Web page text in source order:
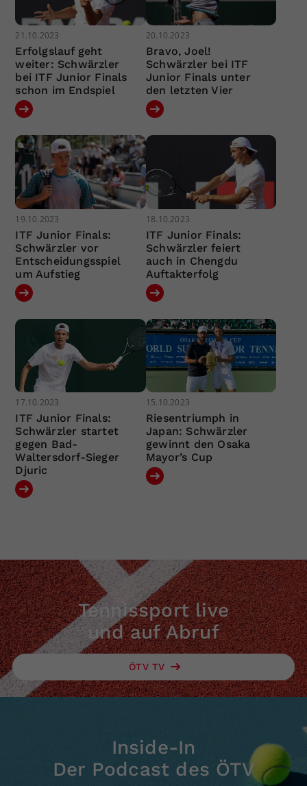
21.10.2023
Erfolgslauf geht
weiter: Schwärzler
bei ITF Junior Finals
schon im Endspiel
20.10.2023
Bravo, Joel!
Schwärzler bei ITF
Junior Finals unter
den letzten Vier
19.10.2023
ITF Junior Finals:
Schwärzler vor
Entscheidungsspiel
um Aufstieg
18.10.2023
ITF Junior Finals:
Schwärzler feiert
auch in Chengdu
Auftakterfolg
17.10.2023
ITF Junior Finals:
Schwärzler startet
gegen Bad-
Waltersdorf-Sieger
Djuric
15.10.2023
Riesentriumph in
Japan: Schwärzler
gewinnt den Osaka
Mayor’s Cup
Tennissport live
und auf Abruf
ÖTV TV
Inside-In
Der Podcast des ÖTV